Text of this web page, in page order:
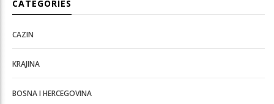
CATEGORIES
CAZIN
KRAJINA
BOSNA I HERCEGOVINA